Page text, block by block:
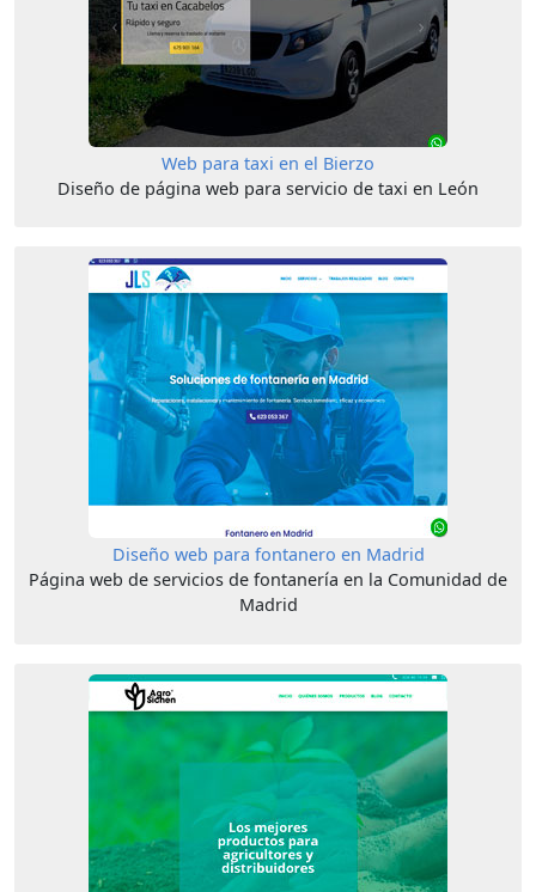
Web para taxi en el Bierzo
Diseño de página web para servicio de taxi en León
Diseño web para fontanero en Madrid
Página web de servicios de fontanería en la Comunidad de
Madrid